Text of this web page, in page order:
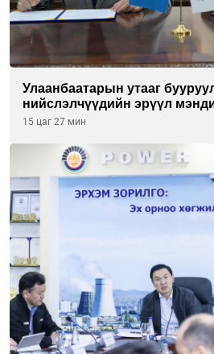
Улаанбаатарын утааг
нийслэлчүүдийн эрүүл
төслийг “Чингис хаан
15 цаг 27 мин